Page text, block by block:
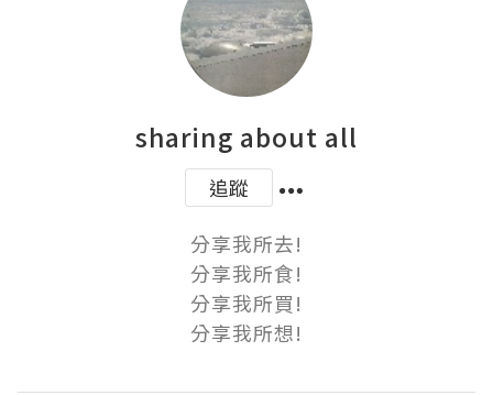
sharing about all
追蹤
分享我所去!
分享我所食!
分享我所買!
分享我所想!